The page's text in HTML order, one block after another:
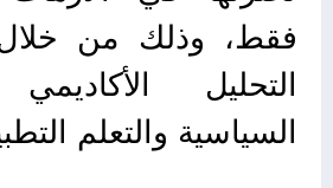
فقط، وذلك من
التحليل
السياسية والتعلم